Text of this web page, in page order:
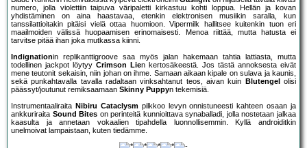
numero, jolla violettiin taipuva väripaletti kirkastuu kohti loppua. Hellän ja kovan
yhdistäminen on aina haastavaa, etenkin elektronisen musiikin saralla, kun
tanssilattioitakin pitäisi vielä ottaa huomioon. Vipermilk hallitsee kuitenkin tuon eri
maailmoiden välissä huopaamisen erinomaisesti. Menoa riittää, mutta hatusta ei
tarvitse pitää ihan joka mutkassa kiinni.
Indignationin replikanttigroove saa myös jalan hakemaan tahtia lattiasta, mutta
todellinen jackpot löytyy Crimson Lien kertosäkeestä. Jos tästä annoksesta eivät
mene teutonit sekaisin, niin johan on ihme. Samaan aikaan kipale on sulava ja kaunis,
sekä punkahtavalla tavalla radaltaan vinksahtanut teos, aivan kuin
Blutengel
olisi
päässyt/joutunut remiksaamaan Skinny Puppyn tekemisiä.
Instrumentaaliraita Nibiru Cataclysmpilkkoo levyn onnistuneesti kahteen osaan ja
ankkuriraita Sound Bites on perinteitä kunnioittava synaballadi, jolla nostetaan jalkaa
kaasulta ja annetaan vokaalien tipahdella luonnollisemmin. Kyllä androiditkin
unelmoivat lampaistaan, kuten tiedämme.